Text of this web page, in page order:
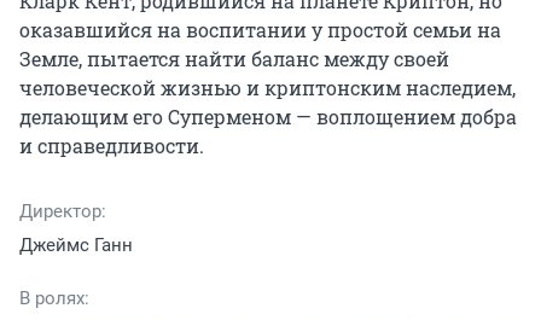
оказавшийся на воспитании у простой семьи на
Земле, пытается найти баланс между своей
человеческой жизнью и криптонским наследием,
делающим его Суперменом — воплощением добра
и справедливости.
Директор:
Джеймс Ганн
В ролях: